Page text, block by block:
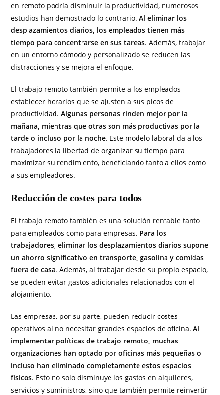
en remoto podría disminuir la productividad, numerosos
estudios han demostrado lo contrario.Al eliminar los
desplazamientos diarios, los empleados tienen más
tiempo para concentrarse en sus tareas. Además, trabajar
en un entorno cómodo y personalizado se reducen las
distracciones y se mejora el enfoque.
El trabajo remoto también permite a los empleados
establecer horarios que se ajusten a sus picos de
productividad. Algunas personas rinden mejor por la
mañana, mientras que otras son más productivas por la
tarde o incluso por la noche. Este modelo laboral da a los
trabajadores la libertad de organizar su tiempo para
maximizar su rendimiento, beneficiando tanto a ellos como
a sus empleadores.
Reducción de costes para todos
El trabajo remoto también es una solución rentable tanto
para empleados como para empresas. Para los
trabajadores, eliminar los desplazamientos diarios supone
un ahorro significativo en transporte, gasolina y comidas
fuera de casa. Además, al trabajar desde su propio espacio,
se pueden evitar gastos adicionales relacionados con el
alojamiento.
Las empresas, por su parte, pueden reducir costes
operativos al no necesitar grandes espacios de oficina.Al
implementar políticas de trabajo remoto, muchas
organizaciones han optado por oficinas más pequeñas o
incluso han eliminado completamente estos espacios
físicos. Esto no solo disminuye los gastos en alquileres,
servicios y suministros, sino que también permite reinvertir